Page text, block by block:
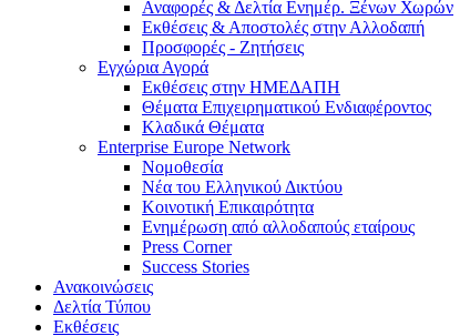
Αναφορές & Δελτία Ενημέρ. Ξένων Χωρών
Εκθέσεις & Αποστολές στην Αλλοδαπή
Προσφορές - Ζητήσεις
Εγχώρια Αγορά
Εκθέσεις στην ΗΜΕΔΑΠΗ
Θέματα Επιχειρηματικού Ενδιαφέροντος
Κλαδικά Θέματα
Enterprise Europe Network
Νομοθεσία
Νέα του Ελληνικού Δικτύου
Κοινοτική Επικαιρότητα
Ενημέρωση από αλλοδαπούς εταίρους
Press Corner
Success Stories
Ανακοινώσεις
Δελτία Τύπου
Εκθέσεις